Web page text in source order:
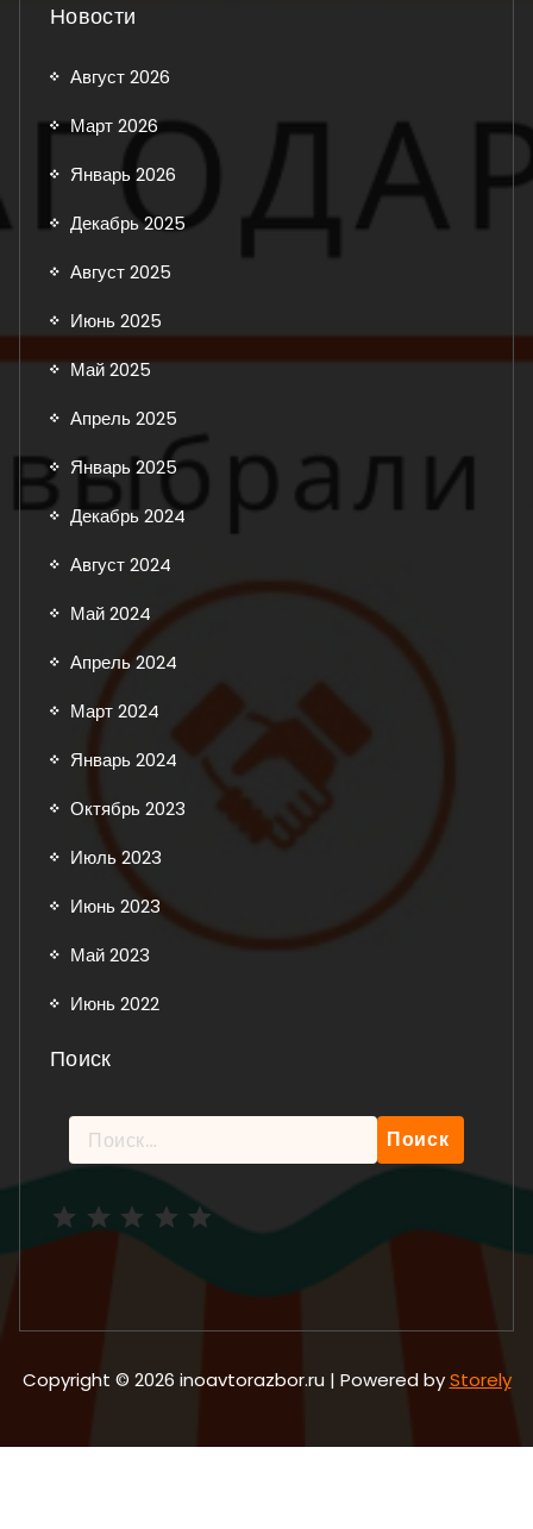
Новости
Август 2026
Март 2026
Январь 2026
Декабрь 2025
Август 2025
Июнь 2025
Май 2025
Апрель 2025
Январь 2025
Декабрь 2024
Август 2024
Май 2024
Апрель 2024
Март 2024
Январь 2024
Октябрь 2023
Июль 2023
Июнь 2023
Май 2023
Июнь 2022
Поиск
Найти:
Copyright © 2026 inoavtorazbor.ru | Powered byStorely